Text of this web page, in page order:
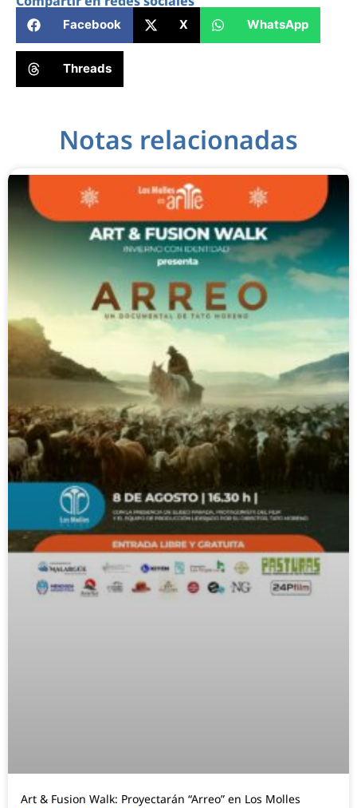
Facebook X WhatsApp
Threads
Notas relacionadas
Art & Fusion Walk: Proyectarán “Arreo” en Los Molles